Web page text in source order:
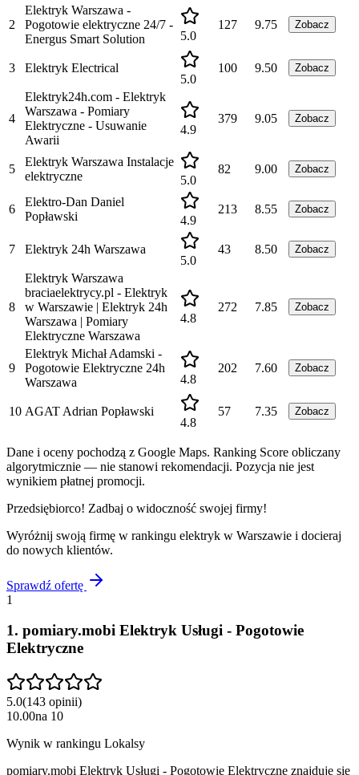
2
Elektryk Warszawa -
Pogotowie elektryczne 24/7 -
Energus Smart Solution
5.0
127 9.75 Zobacz
3
Elektryk Electrical
5.0
100 9.50 Zobacz
4
Elektryk24h.com - Elektryk
Warszawa - Pomiary
Elektryczne - Usuwanie
Awarii
4.9
379 9.05 Zobacz
5
Elektryk Warszawa Instalacje
elektryczne
5.0
82 9.00 Zobacz
6
Elektro-Dan Daniel
Popławski
4.9
213 8.55 Zobacz
7
Elektryk 24h Warszawa
5.0
43 8.50 Zobacz
8
Elektryk Warszawa
braciaelektrycy.pl - Elektryk
w Warszawie | Elektryk 24h
Warszawa | Pomiary
Elektryczne Warszawa
4.8
272 7.85 Zobacz
9
Elektryk Michał Adamski -
Pogotowie Elektryczne 24h
Warszawa
4.8
202 7.60 Zobacz
10 AGAT Adrian Popławski
4.8
57 7.35 Zobacz
Dane i oceny pochodzą z Google Maps. Ranking Score obliczany
algorytmicznie — nie stanowi rekomendacji. Pozycja nie jest
wynikiem płatnej promocji.
Przedsiębiorco! Zadbaj o widoczność swojej firmy!
Wyróżnij swoją firmę w rankingu elektryk w Warszawie i docieraj
do nowych klientów.
Sprawdź ofertę
1
1. pomiary.mobi Elektryk Usługi - Pogotowie
Elektryczne
5.0(143 opinii)
10.00na 10
Wynik w rankingu Lokalsy
pomiary.mobi Elektryk Usługi - Pogotowie Elektryczne znajduje się